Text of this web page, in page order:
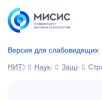
Версия для слабовидящих
НИТУ МИСИС
Наука Защиты